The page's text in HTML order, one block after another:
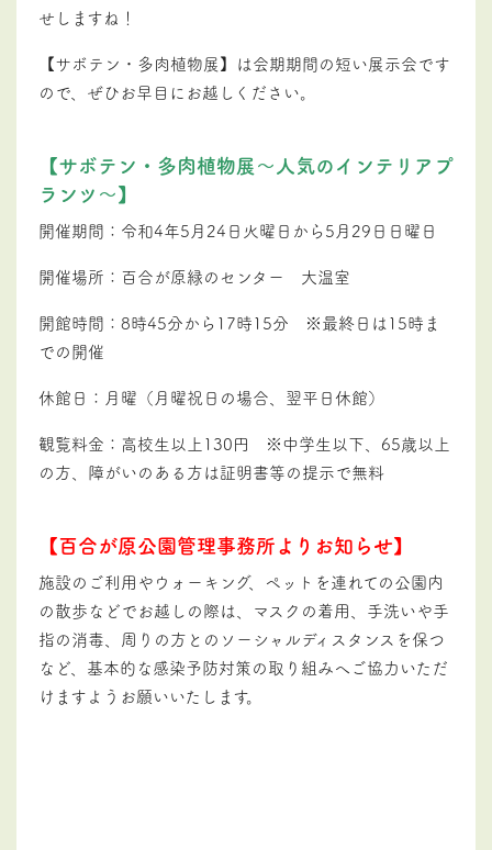
せしますね！
【サボテン・多肉植物展】は会期期間の短い展示会です
ので、ぜひお早目にお越しください。
【サボテン・多肉植物展～人気のインテリアプ
ランツ～】
開催期間：令和4年5月24日火曜日から5月29日日曜日
開催場所：百合が原緑のセンター 大温室
開館時間： 8時45分から17時15分 ※最終日は15時ま
での開催
休館日：月曜（月曜祝日の場合、翌平日休館）
観覧料金：高校生以上130円 ※中学生以下、65歳以上
の方、障がいのある方は証明書等の提示で無料
【百合が原公園管理事務所よりお知らせ】
施設のご利用やウォーキング、 ペットを連れての公園内
の散歩などでお越しの際は、マスクの着用、手洗いや手
指の消毒、周りの方とのソーシャルディスタンスを保つ
など、基本的な感染予防対策の取り組みへご協力いただ
けますようお願いいたします。